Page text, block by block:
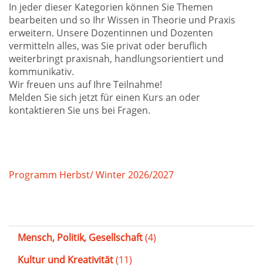
In jeder dieser Kategorien können Sie Themen
bearbeiten und so Ihr Wissen in Theorie und Praxis
erweitern. Unsere Dozentinnen und Dozenten
vermitteln alles, was Sie privat oder beruflich
weiterbringt praxisnah, handlungsorientiert und
kommunikativ.
Wir freuen uns auf Ihre Teilnahme!
Melden Sie sich jetzt für einen Kurs an oder
kontaktieren Sie uns bei Fragen.
Programm Herbst/ Winter 2026/2027
Mensch, Politik, Gesellschaft(4)
Kultur und Kreativität(11)